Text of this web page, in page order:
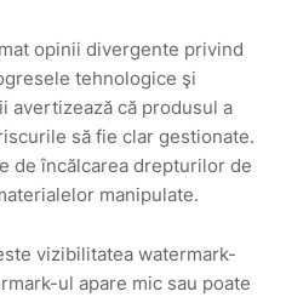
opinii divergente privind
tehnologice şi
avertizează că produsul a
să fie clar gestionate.
de încălcarea drepturilor de
manipulate.
vizibilitatea watermark-
ul apare mic sau poate